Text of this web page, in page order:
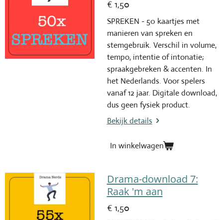
€ 1,50
SPREKEN - 50 kaartjes met
manieren van spreken en
stemgebruik. Verschil in volume,
tempo, intentie of intonatie;
spraakgebreken & accenten. In
het Nederlands. Voor spelers
vanaf 12 jaar. Digitale download,
dus geen fysiek product.
Bekijk details
In winkelwagen
Drama-download 7:
Raak 'm aan
€ 1,50